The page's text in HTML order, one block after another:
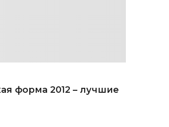
форма 2012 – лучшие